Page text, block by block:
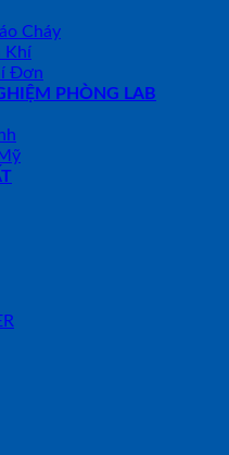
Cháy
Khí
Đơn
PHÒNG LAB